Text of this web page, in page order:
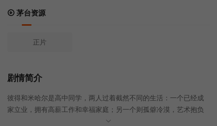
茅台资源
正片
剧情简介
彼得和米哈尔是高中同学，两人过着截然不同的生活：一个已经成
家立业，拥有高薪工作和幸福家庭；另一个则孤僻冷漠，艺术抱负
尚未实现。但他们仍然因为共同的爱好——涂鸦——而联系在一